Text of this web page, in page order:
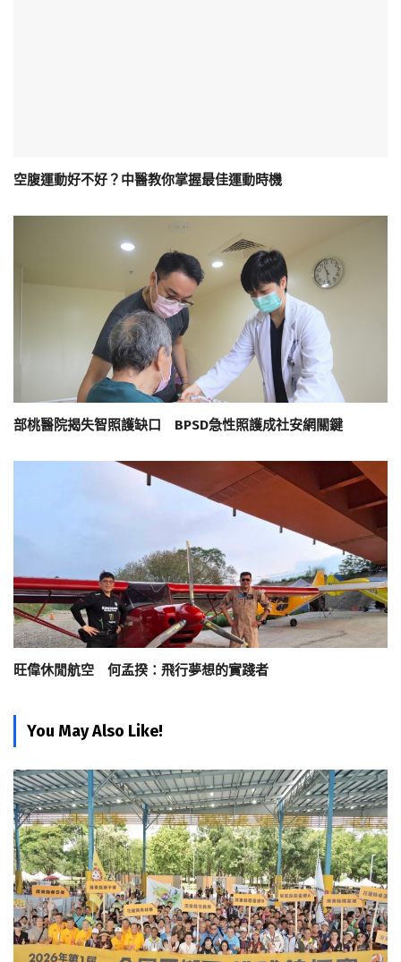
空腹運動好不好？中醫教你掌握最佳運動時機
部桃醫院揭失智照護缺口 BPSD急性照護成社安網關鍵
旺偉休閒航空 何孟揆：飛行夢想的實踐者
You May Also Like!